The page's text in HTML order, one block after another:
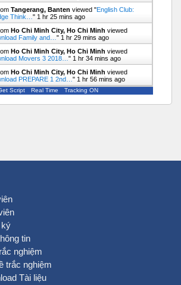
Tangerang, Banten viewed "English Club:
Think… " 1 hr 25 mins ago
Ho Chi Minh City, Ho Chi Minh viewed
Family and… " 1 hr 29 mins ago
Ho Chi Minh City, Ho Chi Minh viewed
Movers 3 2018… " 1 hr 34 mins ago
Ho Chi Minh City, Ho Chi Minh viewed
PREPARE 1 2nd… " 1 hr 56 mins ago
Script Real Time Tracking ON
ký
tin
nghiệm
trắc nghiệm
Tài liệu